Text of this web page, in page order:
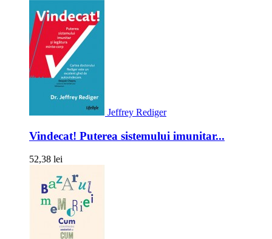
Jeffrey Rediger
Vindecat! Puterea sistemului imunitar...
52,38 lei